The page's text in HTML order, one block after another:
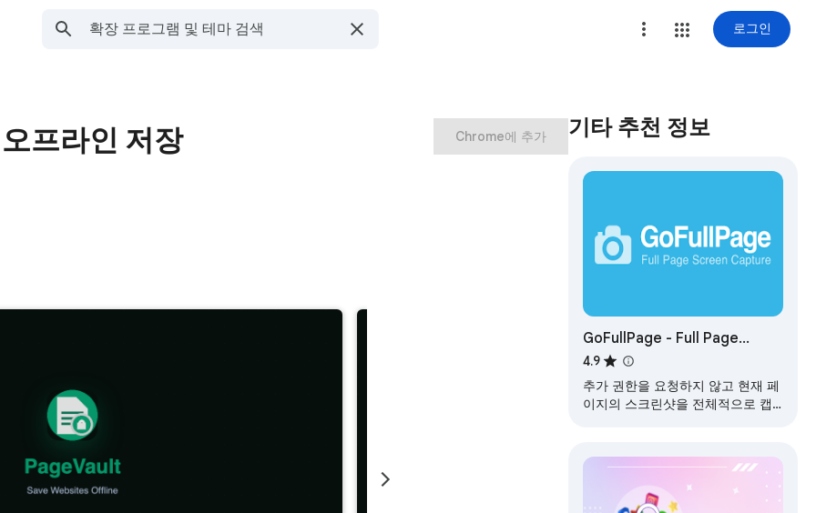
로그인
프라인 저장 Chrome에 추가 기타 추천 정보
GoFullPage - Full Page
Screen Capture
4.9
추가 권한을 요청하지 않고 현재 페
이지의 스크린샷을 전체적으로 캡